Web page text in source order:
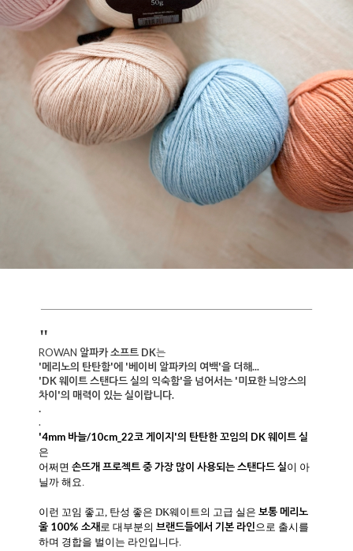
"
ROWAN 알파카 소프트 DK는
'메리노의 탄탄함'에 '베이비 알파카의 여백'을 더해...
'DK 웨이트 스탠다드 실의 익숙함'을 넘어서는 '미묘한 늬앙스의
차이'의 매력이 있는 실이랍니다.
.
.
'4mm 바늘/10cm_22코 게이지'의 탄탄한 꼬임의 DK 웨이트 실
은
어쩌면 손뜨개 프로젝트 중 가장 많이 사용되는 스탠다드 실이 아
닐까 해요.
이런 꼬임 좋고, 탄성 좋은 DK웨이트의 고급 실은 보통 메리노
울 100% 소재로 대부분의 브랜드들에서 기본 라인으로 출시를
하며 경합을 벌이는 라인입니다.